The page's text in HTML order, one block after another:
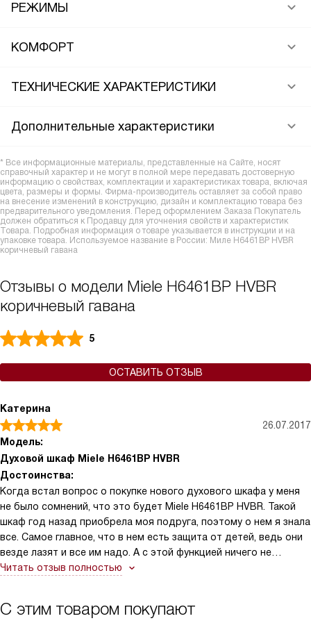
РЕЖИМЫ
КОМФОРТ
ТЕХНИЧЕСКИЕ ХАРАКТЕРИСТИКИ
Дополнительные характеристики
* Все информационные материалы, представленные на Сайте, носят
справочный характер и не могут в полной мере передавать достоверную
информацию о свойствах, комплектации и характеристиках товара, включая
цвета, размеры и формы. Фирма-производитель оставляет за собой право
на внесение изменений в конструкцию, дизайн и комплектацию товара без
предварительного уведомления. Перед оформлением Заказа Покупатель
должен обратиться к Продавцу для уточнения свойств и характеристик
Товара. Подробная информация о товаре указывается в инструкции и на
упаковке товара. Используемое название в России: Миле H6461BP HVBR
коричневый гавана
Отзывы о модели Miele H6461BP HVBR
коричневый гавана
5
ОСТАВИТЬ ОТЗЫВ
Катерина
26.07.2017
Модель:
Духовой шкаф Miele H6461BP HVBR
Достоинства:
Когда встал вопрос о покупке нового духового шкафа у меня
не было сомнений, что это будет Miele H6461BP HVBR. Такой
шкаф год назад приобрела моя подруга, поэтому о нем я знала
все. Самое главное, что в нем есть защита от детей, ведь они
везде лазят и все им надо. А с этой функцией ничего не
страшно. Есть специальные программы для приготовления
Читать отзыв полностью
С этим товаром покупают